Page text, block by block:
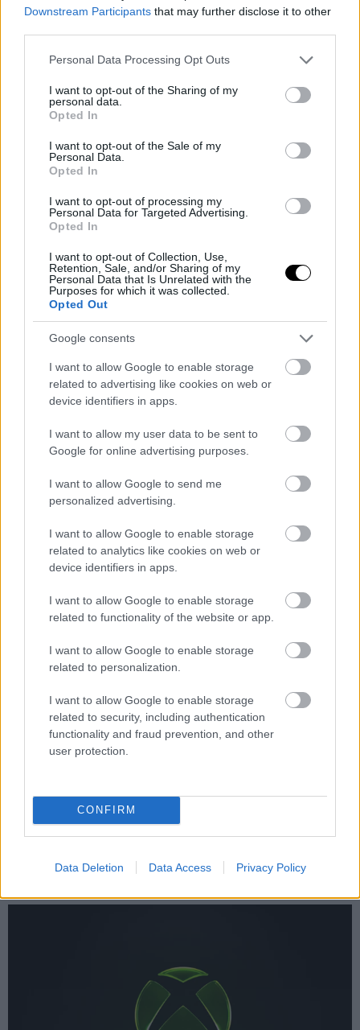
Downstream Participants that may further disclose it to other
Please note that this website/app uses one or more Google
not limited to your visit or usage behaviour. You may click to
grant or deny consent to Google and its third-party tags to
use your data for below specified purposes in below Google
consent section.
Personal Data Processing Opt Outs
I want to opt-out of the Sharing of my
personal data.
Opted In
I want to opt-out of the Sale of my
Personal Data.
Opted In
I want to opt-out of processing my
Personal Data for Targeted Advertising.
Opted In
I want to opt-out of Collection, Use,
Retention, Sale, and/or Sharing of my
Personal Data that Is Unrelated with the
Purposes for which it was collected.
Opted Out
Google consents
I want to allow Google to enable storage
related to advertising like cookies on web or
device identifiers in apps.
I want to allow my user data to be sent to
Google for online advertising purposes.
I want to allow Google to send me
personalized advertising.
I want to allow Google to enable storage
related to analytics like cookies on web or
device identifiers in apps.
I want to allow Google to enable storage
related to functionality of the website or app.
I want to allow Google to enable storage
related to personalization.
I want to allow Google to enable storage
related to security, including authentication
functionality and fraud prevention, and other
user protection.
CONFIRM
Data Deletion Data Access Privacy Policy
αποκλειστικότητες του χρόνου
Οικιακή δικτύωση Multi-
Link απ' άκρη σ' άκρη
Windows 7, Windows 8.1:
H GamesCom 2011 σε
τίτλους
Sony Vaio: παρόν και
ΣΗΜΕΡΑ
Games του αρχικού Xbox διαθέσιμα και
για Windows 11
Τίτλοι ηλικίας 20 ετών ίσως δεν ενθουσιάσουν τους PC gamers,
όμως είναι ενδιαφέροντες για άλλον, διαφορετικό λόγο
ΣΤΟ ΠΡΟΣΚΗΝΙΟ
Την ζημιά που προκαλεί, το GTA VI ελπίζουμε να την
Ο αντίκτυπος του τίτλου της Rockstar στην αγορά θα είναι εν τέλει
(και) αρνητικός, όλοι οι λόγοι